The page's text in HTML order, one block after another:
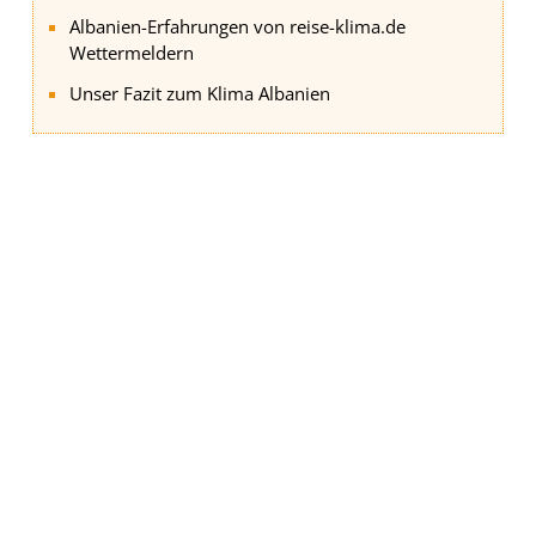
Albanien-Erfahrungen von reise-klima.de
Wettermeldern
Unser Fazit zum Klima Albanien